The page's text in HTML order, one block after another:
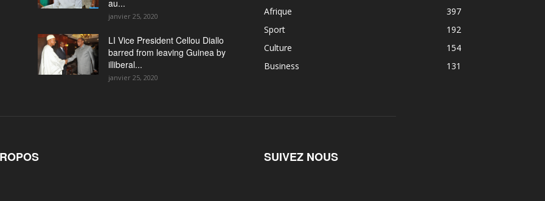
au...
janvier 25, 2020
LI Vice President Cellou Diallo
barred from leaving Guinea by
illiberal...
janvier 25, 2020
Afrique
397
Sport
192
Culture
154
Business
131
SUIVEZ NOUS